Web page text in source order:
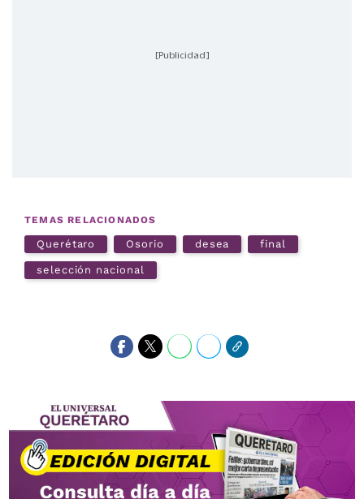
[Publicidad]
TEMAS RELACIONADOS
Querétaro Osorio desea final
selección nacional